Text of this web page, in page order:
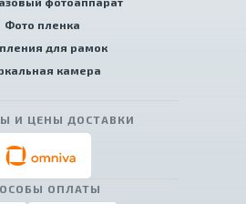
Фото пленка
для рамок
камера
И ЦЕНЫ ДОСТАВКИ
ОПЛАТЫ